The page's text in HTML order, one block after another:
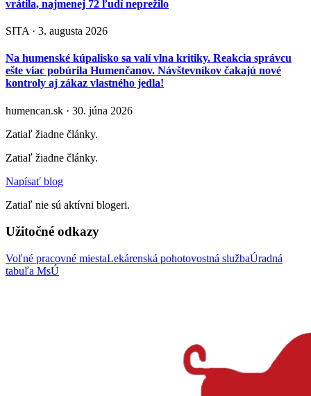
vrátila, najmenej 72 ľudí neprežilo
SITA · 3. augusta 2026
Na humenské kúpalisko sa valí vlna kritiky. Reakcia správcu
ešte viac pobúrila Humenčanov. Návštevníkov čakajú nové
kontroly aj zákaz vlastného jedla!
humencan.sk · 30. júna 2026
Zatiaľ žiadne články.
Zatiaľ žiadne články.
Napísať blog
Zatiaľ nie sú aktívni blogeri.
Užitočné odkazy
Voľné pracovné miestaLekárenská pohotovostná službaÚradná
tabuľa MsÚ